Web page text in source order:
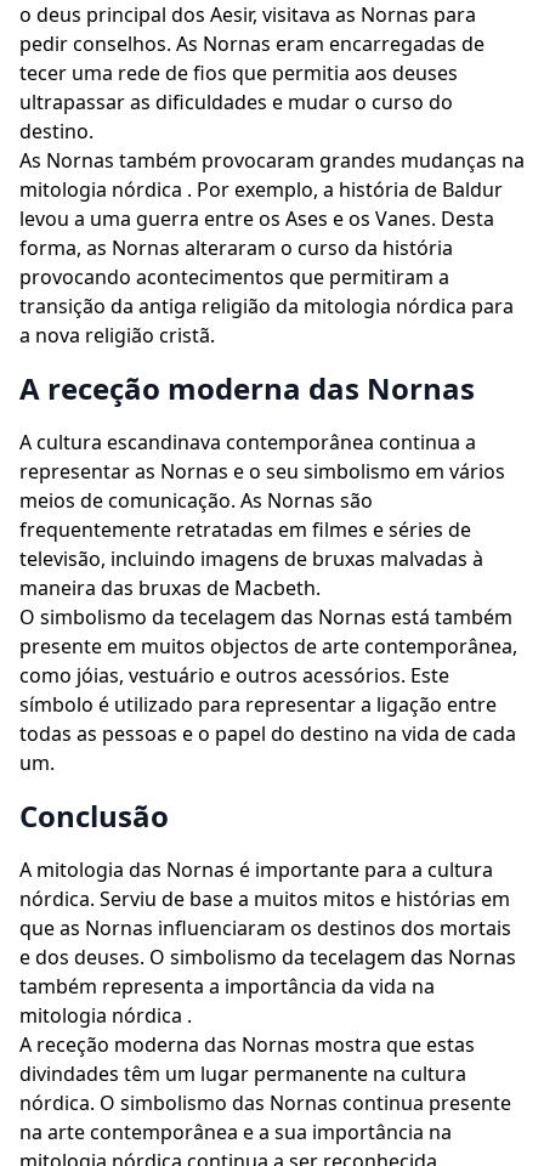
o deus principal dos Aesir, visitava as Nornas para
pedir conselhos. As Nornas eram encarregadas de
tecer uma rede de fios que permitia aos deuses
ultrapassar as dificuldades e mudar o curso do
destino.
As Nornas também provocaram grandes mudanças na
mitologia nórdica . Por exemplo, a história de Baldur
levou a uma guerra entre os Ases e os Vanes. Desta
forma, as Nornas alteraram o curso da história
provocando acontecimentos que permitiram a
transição da antiga religião da mitologia nórdica para
a nova religião cristã.
A receção moderna das Nornas
A cultura escandinava contemporânea continua a
representar as Nornas e o seu simbolismo em vários
meios de comunicação. As Nornas são
frequentemente retratadas em filmes e séries de
televisão, incluindo imagens de bruxas malvadas à
maneira das bruxas de Macbeth.
O simbolismo da tecelagem das Nornas está também
presente em muitos objectos de arte contemporânea,
como jóias, vestuário e outros acessórios. Este
símbolo é utilizado para representar a ligação entre
todas as pessoas e o papel do destino na vida de cada
um.
Conclusão
A mitologia das Nornas é importante para a cultura
nórdica. Serviu de base a muitos mitos e histórias em
que as Nornas influenciaram os destinos dos mortais
e dos deuses. O simbolismo da tecelagem das Nornas
também representa a importância da vida na
mitologia nórdica .
A receção moderna das Nornas mostra que estas
divindades têm um lugar permanente na cultura
nórdica. O simbolismo das Nornas continua presente
na arte contemporânea e a sua importância na